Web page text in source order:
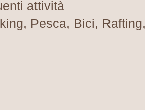
attività
Pesca, Bici,